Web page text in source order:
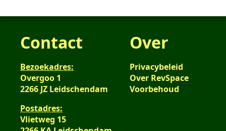
Contact
Bezoekadres:
Overgoo 1
2266 JZ Leidschendam
Postadres:
Vlietweg 15
Over
Privacybeleid
Over RevSpace
Voorbehoud